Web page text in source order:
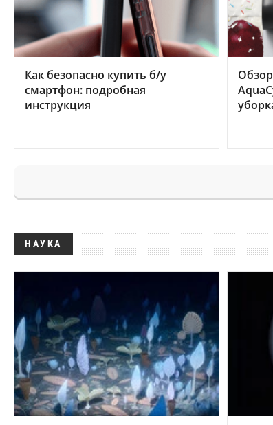
Как безопасно купить б/у
смартфон: подробная
инструкция
НАУКА